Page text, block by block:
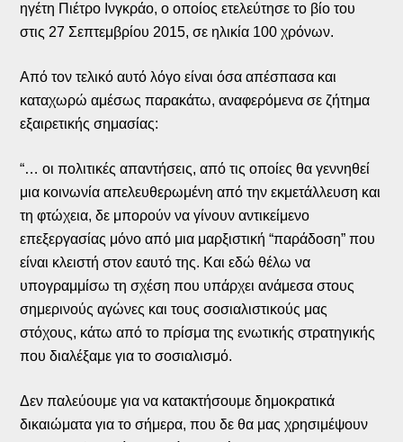
ηγέτη Πιέτρο Ινγκράο, ο οποίος ετελεύτησε το βίο του
στις 27 Σεπτεμβρίου 2015, σε ηλικία 100 χρόνων.
Από τον τελικό αυτό λόγο είναι όσα απέσπασα και
καταχωρώ αμέσως παρακάτω, αναφερόμενα σε ζήτημα
εξαιρετικής σημασίας:
“… οι πολιτικές απαντήσεις, από τις οποίες θα γεννηθεί
μια κοινωνία απελευθερωμένη από την εκμετάλλευση και
τη φτώχεια, δε μπορούν να γίνουν αντικείμενο
επεξεργασίας μόνο από μια μαρξιστική “παράδοση” που
είναι κλειστή στον εαυτό της. Και εδώ θέλω να
υπογραμμίσω τη σχέση που υπάρχει ανάμεσα στους
σημερινούς αγώνες και τους σοσιαλιστικούς μας
στόχους, κάτω από το πρίσμα της ενωτικής στρατηγικής
που διαλέξαμε για το σοσιαλισμό.
Δεν παλεύουμε για να κατακτήσουμε δημοκρατικά
δικαιώματα για το σήμερα, που δε θα μας χρησιμέψουν